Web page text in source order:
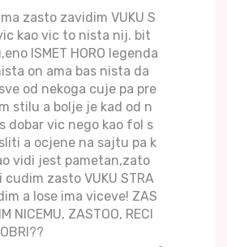
zasto zavidim VUKU S
kao vic to nista nij. bit
ISMET HORO legenda
on ama bas nista da
od nekoga cuje pa pre
stilu a bolje je kad od n
dobar vic nego kao fol s
a ocjene na sajtu pa k
vidi jest pametan,zato
cudim zasto VUKU STRA
a lose ima viceve! ZAS
NICEMU, ZASTOO, RECI